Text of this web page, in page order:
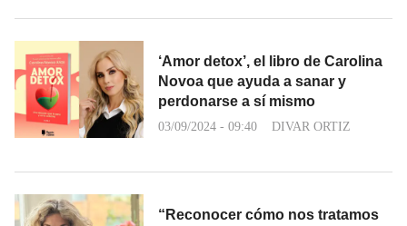
‘Amor detox’, el libro de Carolina
Novoa que ayuda a sanar y
perdonarse a sí mismo
03/09/2024 - 09:40 DIVAR ORTIZ
“Reconocer cómo nos tratamos